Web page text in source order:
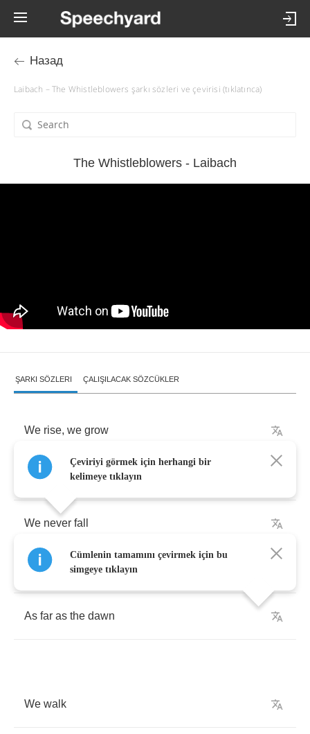
Назад
Laibach – The Whistleblowers şarkı sözleri ve çevirisi (tıklatınca)
The Whistleblowers - Laibach
ŞARKI SÖZLERI ÇALIŞILACAK SÖZCÜKLER
We rise, we grow
We walk and we stand tall
We never fall
As big the sky
As far as the dawn
We walk
Çeviriyi görmek için herhangi bir
kelimeye tıklayın
Cümlenin tamamını çevirmek için bu
simgeye tıklayın